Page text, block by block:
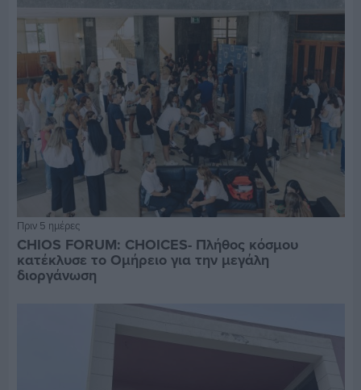
Πριν 5 ημέρες
CHIOS FORUM: CHOICES- Πλήθος κόσμου
κατέκλυσε το Ομήρειο για την μεγάλη
διοργάνωση